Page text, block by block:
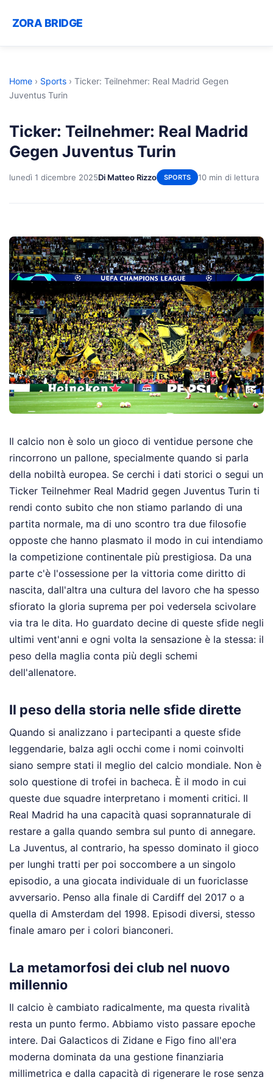
ZORA BRIDGE
Home › Sports › Ticker: Teilnehmer: Real Madrid Gegen
Juventus Turin
Ticker: Teilnehmer: Real Madrid
Gegen Juventus Turin
lunedì 1 dicembre 2025Di Matteo Rizzo SPORTS 10 min di lettura
Il calcio non è solo un gioco di ventidue persone che
rincorrono un pallone, specialmente quando si parla
della nobiltà europea. Se cerchi i dati storici o segui un
Ticker Teilnehmer Real Madrid gegen Juventus Turin ti
rendi conto subito che non stiamo parlando di una
partita normale, ma di uno scontro tra due filosofie
opposte che hanno plasmato il modo in cui intendiamo
la competizione continentale più prestigiosa. Da una
parte c'è l'ossessione per la vittoria come diritto di
nascita, dall'altra una cultura del lavoro che ha spesso
sfiorato la gloria suprema per poi vedersela scivolare
via tra le dita. Ho guardato decine di queste sfide negli
ultimi vent'anni e ogni volta la sensazione è la stessa: il
peso della maglia conta più degli schemi
dell'allenatore.
Il peso della storia nelle sfide dirette
Quando si analizzano i partecipanti a queste sfide
leggendarie, balza agli occhi come i nomi coinvolti
siano sempre stati il meglio del calcio mondiale. Non è
solo questione di trofei in bacheca. È il modo in cui
queste due squadre interpretano i momenti critici. Il
Real Madrid ha una capacità quasi soprannaturale di
restare a galla quando sembra sul punto di annegare.
La Juventus, al contrario, ha spesso dominato il gioco
per lunghi tratti per poi soccombere a un singolo
episodio, a una giocata individuale di un fuoriclasse
avversario. Penso alla finale di Cardiff del 2017 o a
quella di Amsterdam del 1998. Episodi diversi, stesso
finale amaro per i colori bianconeri.
La metamorfosi dei club nel nuovo
millennio
Il calcio è cambiato radicalmente, ma questa rivalità
resta un punto fermo. Abbiamo visto passare epoche
intere. Dai Galacticos di Zidane e Figo fino all'era
moderna dominata da una gestione finanziaria
millimetrica e dalla capacità di rigenerare le rose senza